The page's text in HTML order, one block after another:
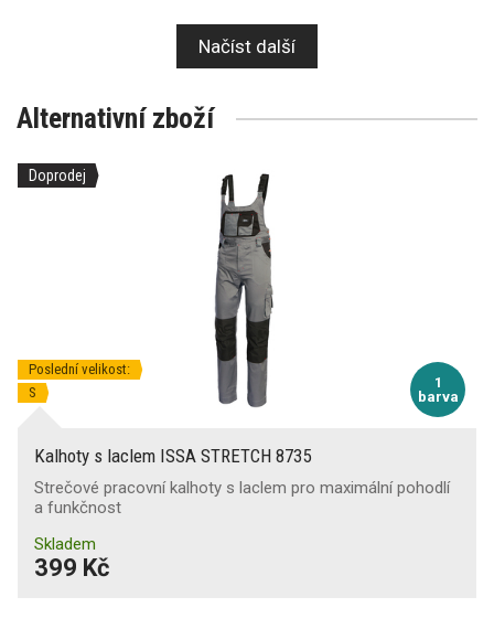
Načíst další
Alternativní zboží
Doprodej
1
barva
Poslední velikost:
S
Kalhoty s laclem ISSA STRETCH 8735
Strečové pracovní kalhoty s laclem pro maximální pohodlí
a funkčnost
Skladem
399 Kč